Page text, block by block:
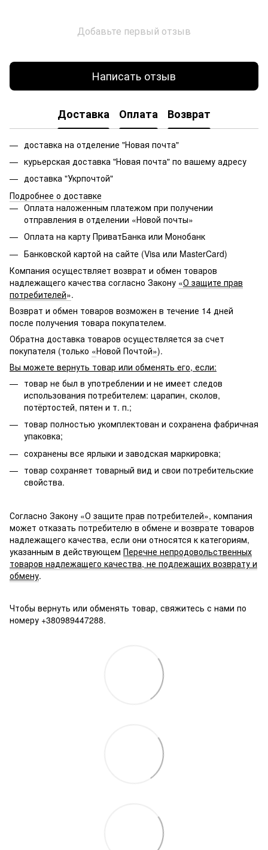
Добавьте первый отзыв
Написать отзыв
Доставка Оплата Возврат
доставка на отделение "Новая почта"
курьерская доставка "Новая почта" по вашему адресу
доставка "Укрпочтой"
Подробнее о доставке
Оплата наложенным платежом при получении
отправления в отделении «Новой почты»
Оплата на карту ПриватБанка или Монобанк
Банковской картой на сайте (Visa или MasterCard)
Компания осуществляет возврат и обмен товаров
надлежащего качества согласно Закону «О защите прав
потребителей».
Возврат и обмен товаров возможен в течение 14 дней
после получения товара покупателем.
Обратна доставка товаров осуществляется за счет
покупателя (только «Новой Почтой»).
Вы можете вернуть товар или обменять его, если:
товар не был в употреблении и не имеет следов
использования потребителем: царапин, сколов,
потёртостей, пятен и т. п.;
товар полностью укомплектован и сохранена фабричная
упаковка;
сохранены все ярлыки и заводская маркировка;
товар сохраняет товарный вид и свои потребительские
свойства.
Согласно Закону «О защите прав потребителей», компания
может отказать потребителю в обмене и возврате товаров
надлежащего качества, если они относятся к категориям,
указанным в действующем Перечне непродовольственных
товаров надлежащего качества, не подлежащих возврату и
обмену.
Чтобы вернуть или обменять товар, свяжитесь с нами по
номеру +380989447288.